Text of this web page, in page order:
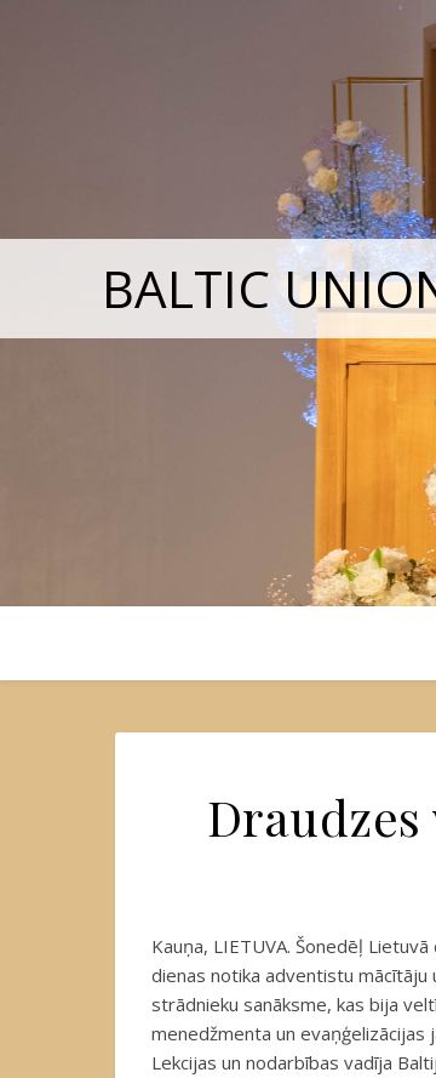
BALTIC
Kauņa, LIETUVA. Šonedēļ Lietuvā
dienas notika adventistu mācītāju
strādnieku sanāksme, kas bija
menedžmenta un evaņģelizācijas
Lekcijas un nodarbības vadīja